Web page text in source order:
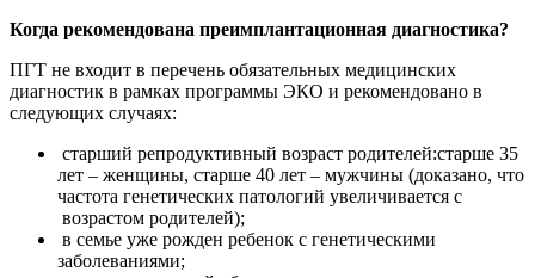
Когда рекомендована преимплантационная диагностика?
ПГТ не входит в перечень обязательных медицинских
диагностик в рамках программы ЭКО и рекомендовано в
следующих случаях:
старший репродуктивный возраст родителей:старше 35
лет – женщины, старше 40 лет – мужчины (доказано, что
частота генетических патологий увеличивается с
возрастом родителей);
в семье уже рожден ребенок с генетическими
заболеваниями;